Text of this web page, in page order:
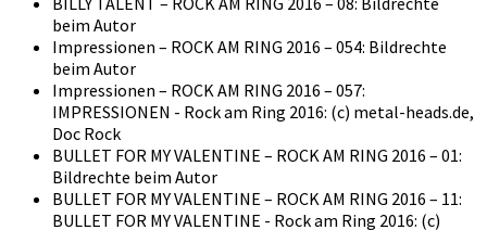
beim Autor
Impressionen – ROCK AM RING 2016 – 054: Bildrechte
beim Autor
Impressionen – ROCK AM RING 2016 – 057:
IMPRESSIONEN - Rock am Ring 2016: (c) metal-heads.de,
Doc Rock
BULLET FOR MY VALENTINE – ROCK AM RING 2016 – 01:
Bildrechte beim Autor
BULLET FOR MY VALENTINE – ROCK AM RING 2016 – 11:
BULLET FOR MY VALENTINE - Rock am Ring 2016: (c)